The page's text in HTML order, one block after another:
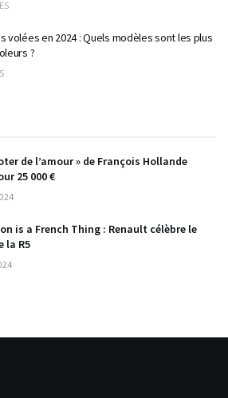
volées en 2024 : Quels modèles sont les plus
?
de l’amour » de François Hollande
25 000 €
is a French Thing : Renault célèbre le
la R5